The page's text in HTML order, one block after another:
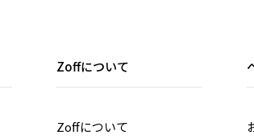
Zoffについて
Zoffについて